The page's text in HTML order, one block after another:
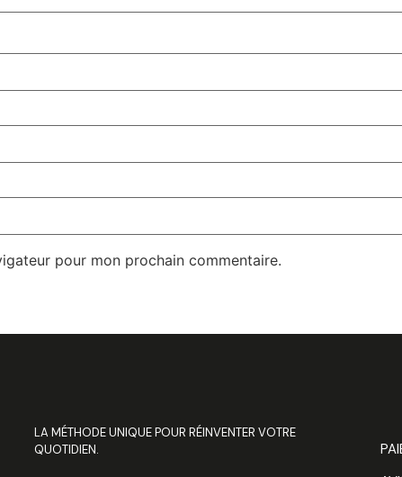
pour mon prochain commentaire.
LA MÉTHODE UNIQUE POUR RÉINVENTER VOTRE
QUOTIDIEN.